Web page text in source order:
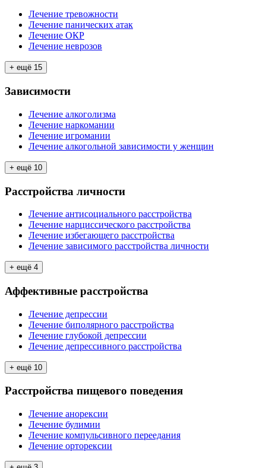
Лечение тревожности
Лечение панических атак
Лечение ОКР
Лечение неврозов
+ ещё 15
Зависимости
Лечение алкоголизма
Лечение наркомании
Лечение игромании
Лечение алкогольной зависимости у женщин
+ ещё 10
Расстройства личности
Лечение антисоциального расстройства
Лечение нарциссического расстройства
Лечение избегающего расстройства
Лечение зависимого расстройства личности
+ ещё 4
Аффективные расстройства
Лечение депрессии
Лечение биполярного расстройства
Лечение глубокой депрессии
Лечение депрессивного расстройства
+ ещё 10
Расстройства пищевого поведения
Лечение анорексии
Лечение булимии
Лечение компульсивного переедания
Лечение орторексии